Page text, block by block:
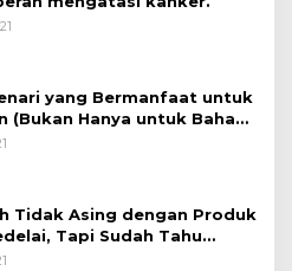
yang Bermanfaat untuk
(Bukan Hanya untuk Bahan
Tidak Asing dengan Produk
Tapi Sudah Tahu
untuk Kesehatan?